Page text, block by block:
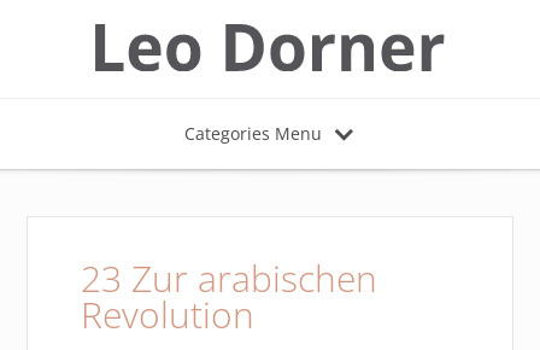
Categories Menu
23 Zur arabischen
Revolution